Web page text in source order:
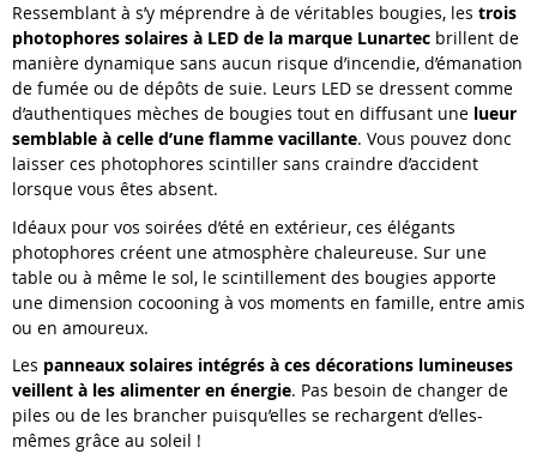
Ressemblant à s’y méprendre à de véritables bougies, les trois
photophores solaires à LED de la marque Lunartec brillent de
manière dynamique sans aucun risque d’incendie, d’émanation
de fumée ou de dépôts de suie. Leurs LED se dressent comme
d’authentiques mèches de bougies tout en diffusant une lueur
semblable à celle d’une flamme vacillante. Vous pouvez donc
laisser ces photophores scintiller sans craindre d’accident
lorsque vous êtes absent.
Idéaux pour vos soirées d’été en extérieur, ces élégants
photophores créent une atmosphère chaleureuse. Sur une
table ou à même le sol, le scintillement des bougies apporte
une dimension cocooning à vos moments en famille, entre amis
ou en amoureux.
Les panneaux solaires intégrés à ces décorations lumineuses
veillent à les alimenter en énergie. Pas besoin de changer de
piles ou de les brancher puisqu’elles se rechargent d’elles-
mêmes grâce au soleil !